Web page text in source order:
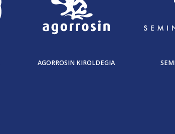
AGORROSIN KIROLDEGIA